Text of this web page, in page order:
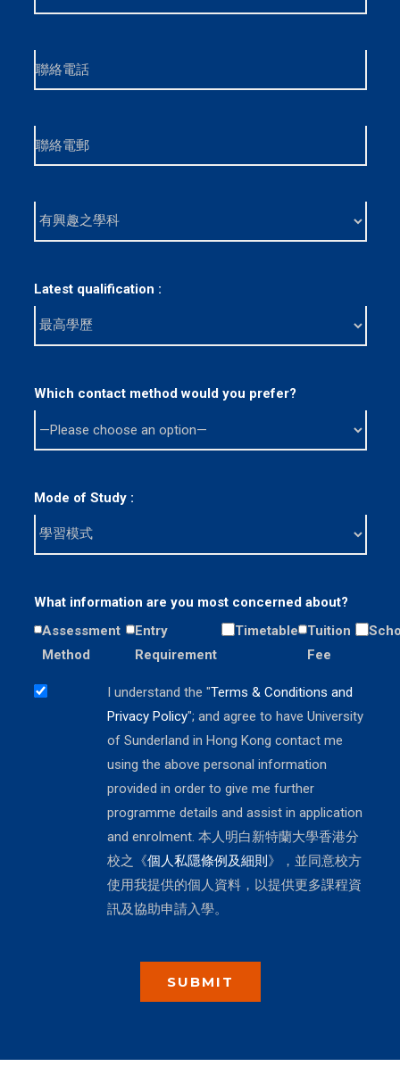
Latest qualification :
Which contact method would you prefer?
Mode of Study :
What information are you most concerned about?
Assessment
Method
Entry
Requirement
Timetable Tuition
Fee
I understand the "Terms & Conditions and
Privacy Policy"; and agree to have University
of Sunderland in Hong Kong contact me
using the above personal information
provided in order to give me further
programme details and assist in application
and enrolment. 本人明白新特蘭大學香港分
校之《個人私隱條例及細則 》，並同意校方
使用我提供的個人資料，以提供更多課程資
訊及協助申請入學。